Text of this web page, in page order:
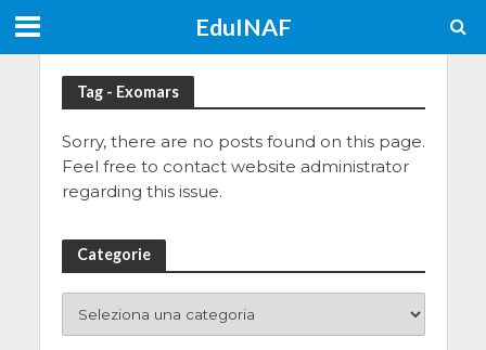
EduINAF
Tag - Exomars
Sorry, there are no posts found on this page.
Feel free to contact website administrator
regarding this issue.
Categorie